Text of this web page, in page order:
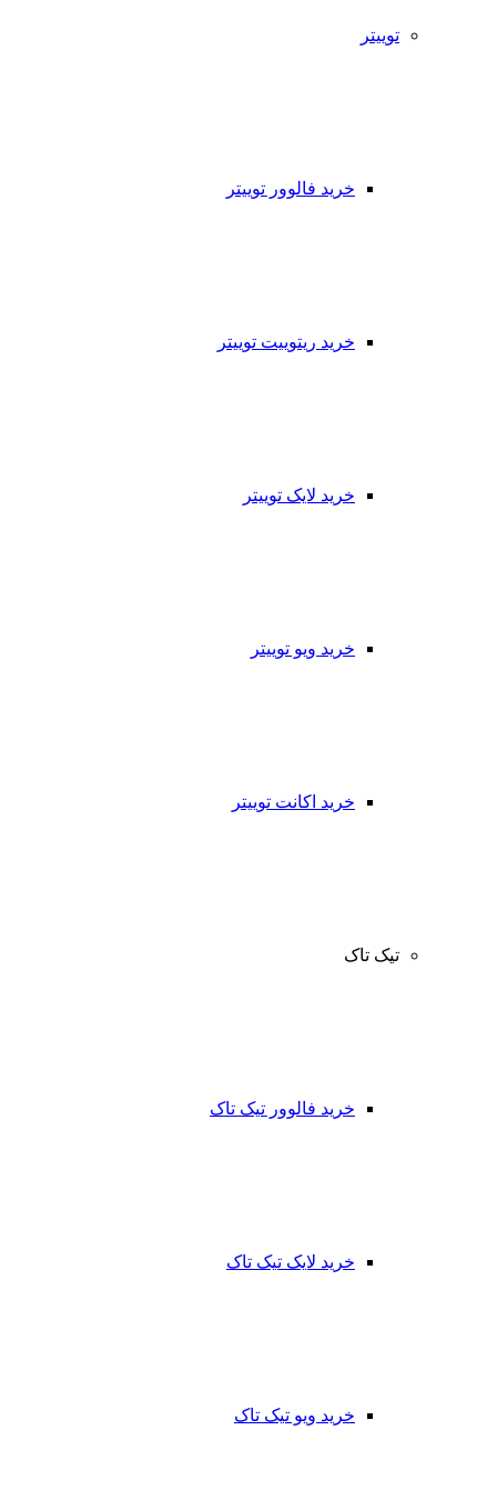
توییتر
خرید فالوور توییتر
خرید ریتوییت توییتر
خرید لایک توییتر
خرید ویو توییتر
خرید اکانت توییتر
تیک تاک
خرید فالوور تیک تاک
خرید لایک تیک تاک
خرید ویو تیک تاک